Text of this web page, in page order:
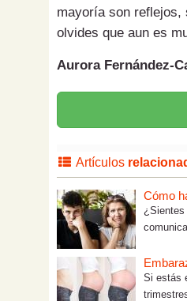
mayoría son reflejos,
olvides que aun es
Aurora Fernández-
Artículos
Cómo
¿Sientes
Si estás